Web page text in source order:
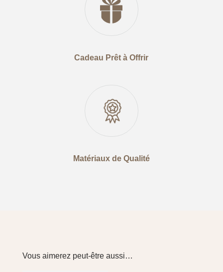
Cadeau Prêt à Offrir
Matériaux de Qualité
Vous aimerez peut-être aussi…